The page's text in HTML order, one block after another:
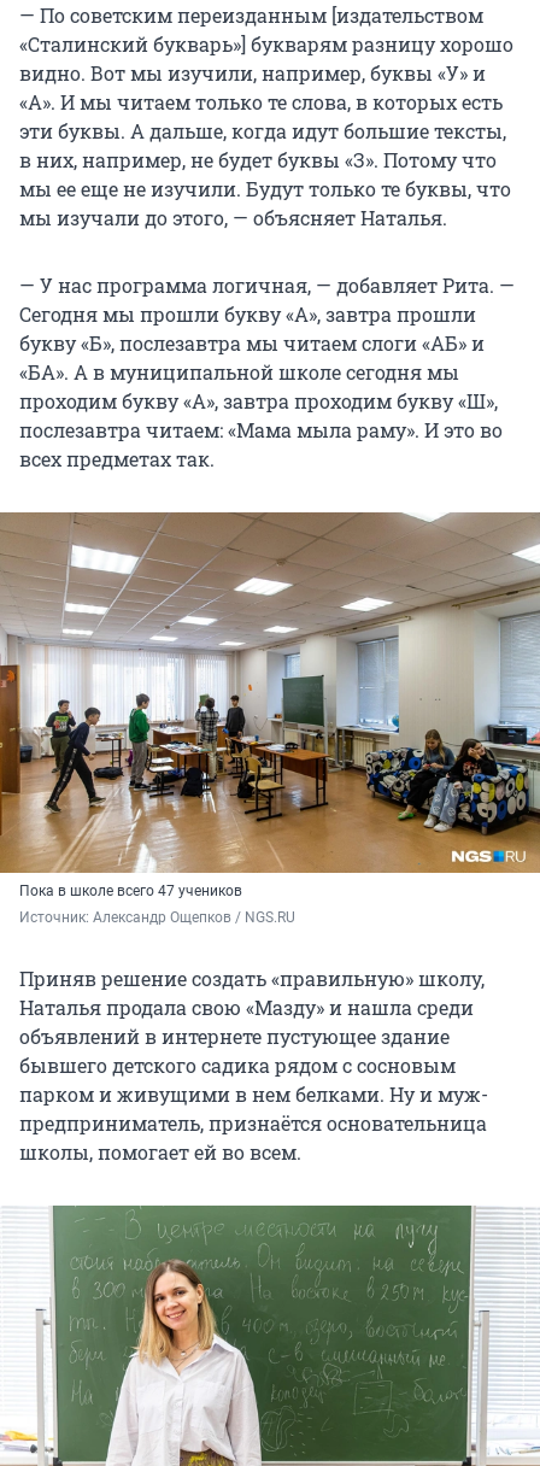
— По советским переизданным [издательством
«Сталинский букварь»] букварям разницу хорошо
видно. Вот мы изучили, например, буквы «У» и
«А». И мы читаем только те слова, в которых есть
эти буквы. А дальше, когда идут большие тексты,
в них, например, не будет буквы «З». Потому что
мы ее еще не изучили. Будут только те буквы, что
мы изучали до этого, — объясняет Наталья.
— У нас программа логичная, — добавляет Рита. —
Сегодня мы прошли букву «А», завтра прошли
букву «Б», послезавтра мы читаем слоги «АБ» и
«БА». А в муниципальной школе сегодня мы
проходим букву «А», завтра проходим букву «Ш»,
послезавтра читаем: «Мама мыла раму». И это во
всех предметах так.
Пока в школе всего 47 учеников
Источник: Александр Ощепков / NGS.RU
Приняв решение создать «правильную» школу,
Наталья продала свою «Мазду» и нашла среди
объявлений в интернете пустующее здание
бывшего детского садика рядом с сосновым
парком и живущими в нем белками. Ну и муж-
предприниматель, признаётся основательница
школы, помогает ей во всем.